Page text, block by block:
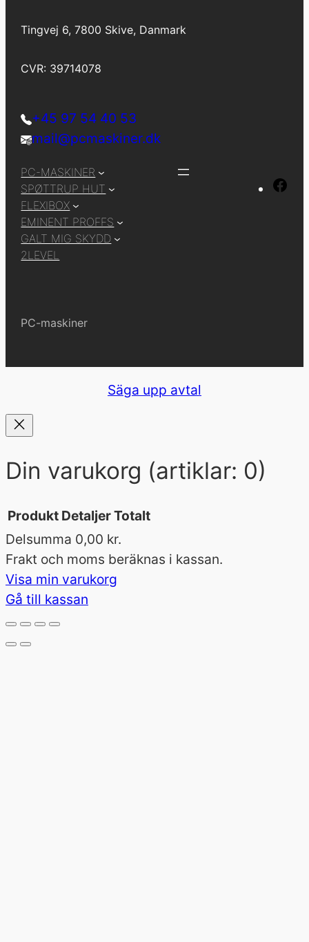
Tingvej 6, 7800 Skive, Danmark
CVR: 39714078
+45 97 54 40 53
mail@pcmaskiner.dk
PC-MASKINER
SPØTTRUP HUT
FLEXIBOX
EMINENT PROFFS
GALT MIG SKYDD
2LEVEL
PC-maskiner
Säga upp avtal
Din varukorg (artiklar: 0)
Produkter
i
varukorg
Produkt DetaljerTotalt
Delsumma 0,00 kr.
Frakt och moms beräknas i kassan.
Visa min varukorg
Gå till kassan